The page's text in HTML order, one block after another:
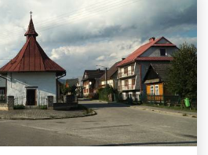
wezwaniem Matki
Polski w
Bożej Królowej Polski w Falsztynie
dawnym dworskim...